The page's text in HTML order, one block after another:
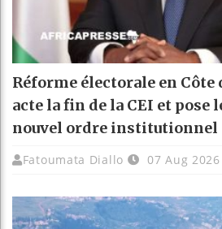
Réforme électorale en Côte
acte la fin de la CEI et pose
nouvel ordre institutionnel
Fatoumata Diallo 07 Aug 2026